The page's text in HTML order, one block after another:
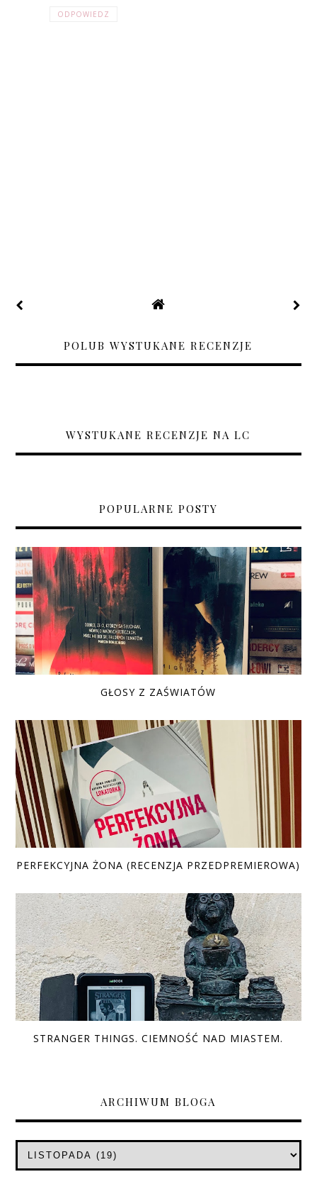
ODPOWIEDZ
POLUB WYSTUKANE RECENZJE
WYSTUKANE RECENZJE NA LC
POPULARNE POSTY
GŁOSY Z ZAŚWIATÓW
PERFEKCYJNA ŻONA (RECENZJA PRZEDPREMIEROWA)
STRANGER THINGS. CIEMNOŚĆ NAD MIASTEM.
ARCHIWUM BLOGA